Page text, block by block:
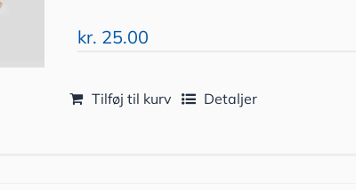
kr. 25.00
Tilføj til kurv Detaljer